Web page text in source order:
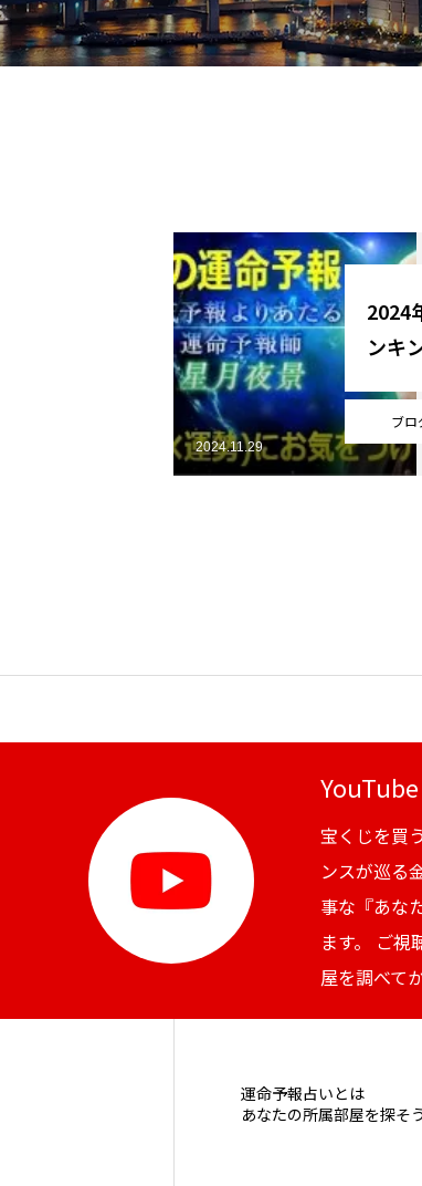
テニス四大大会・五輪
YouTube
Online Store
ブロ
2024
ンキ
2024.11.29
宝くじを買
ンスが巡る
事な『あな
ます。 ご視
屋を調べて
運命予報占いとは
あなたの所属部屋を探そ